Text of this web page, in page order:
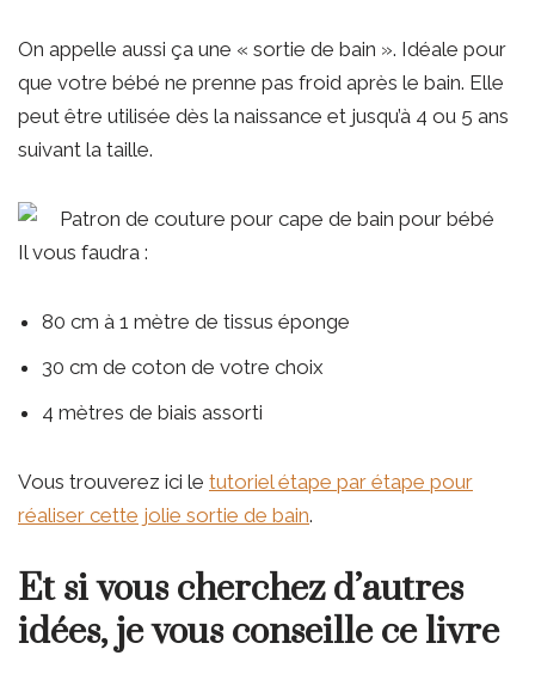
On appelle aussi ça une « sortie de bain ». Idéale pour
que votre bébé ne prenne pas froid après le bain. Elle
peut être utilisée dès la naissance et jusqu’à 4 ou 5 ans
suivant la taille.
Il vous faudra :
80 cm à 1 mètre de tissus éponge
30 cm de coton de votre choix
4 mètres de biais assorti
Vous trouverez ici le tutoriel étape par étape pour
réaliser cette jolie sortie de bain.
Et si vous cherchez d’autres
idées, je vous conseille ce livre